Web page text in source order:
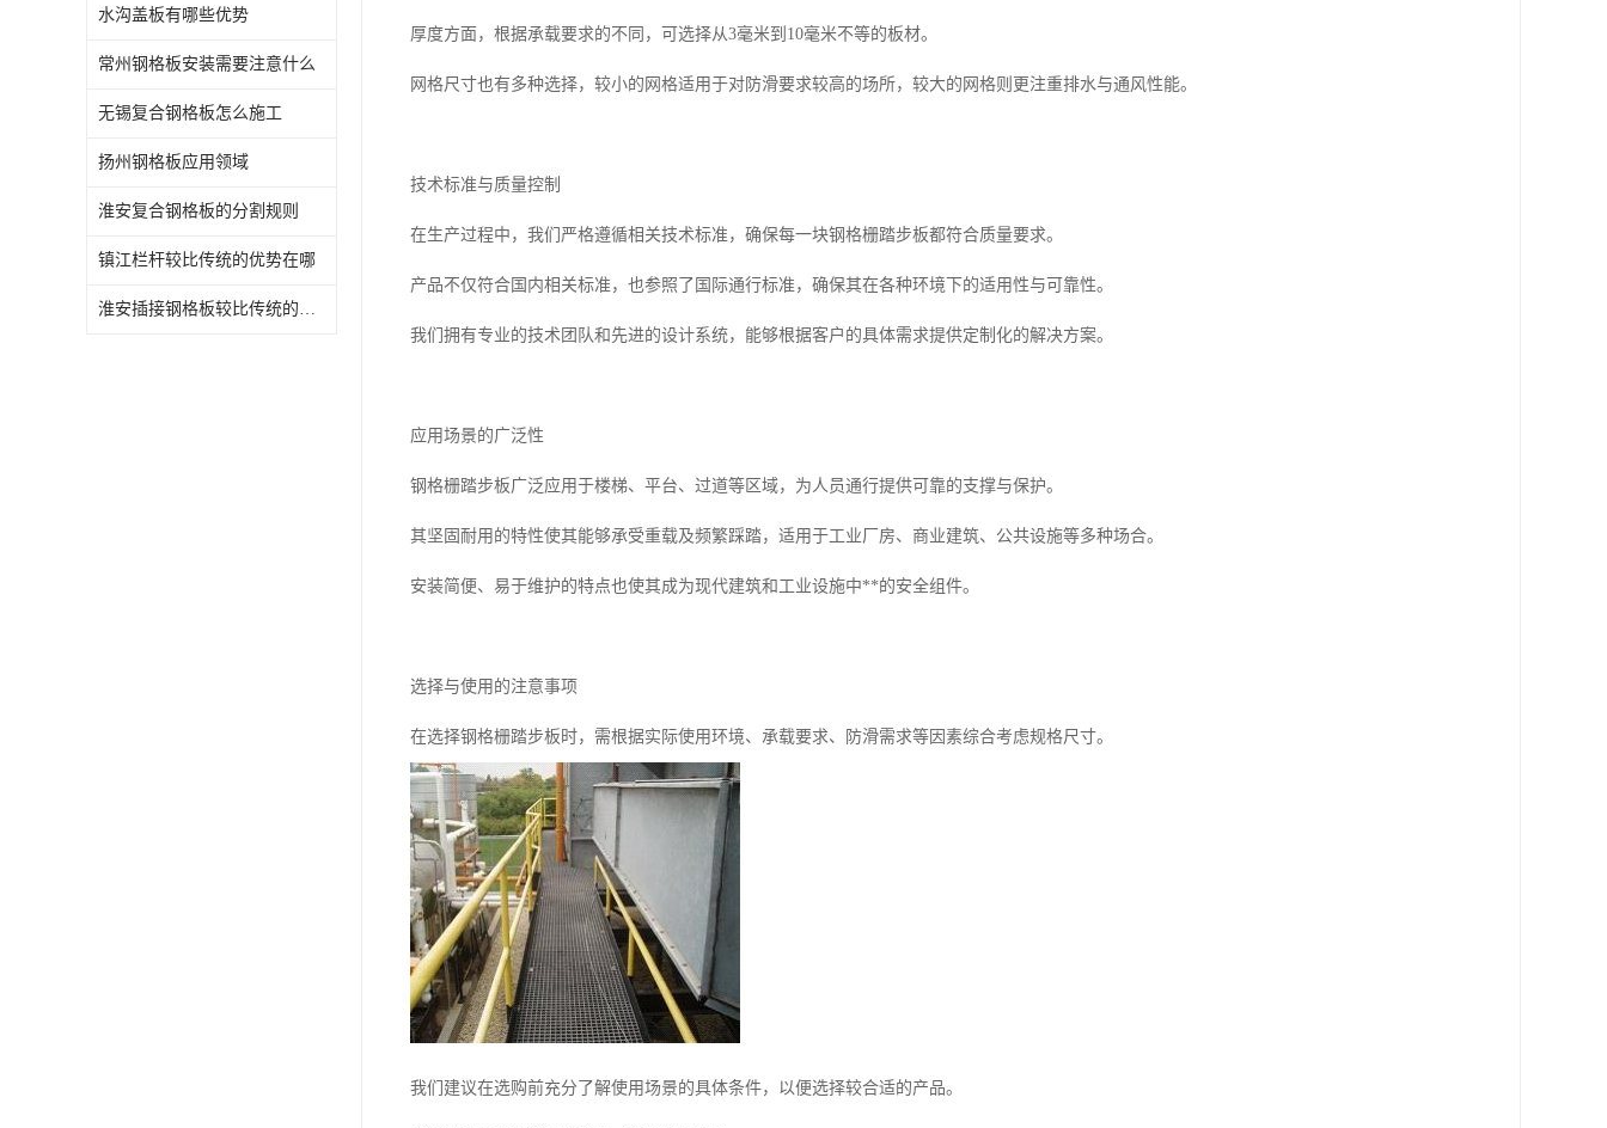
水沟盖板有哪些优势
常州钢格板安装需要注意什么
无锡复合钢格板怎么施工
扬州钢格板应用领域
淮安复合钢格板的分割规则
镇江栏杆较比传统的优势在哪
淮安插接钢格板较比传统的优势在哪
厚度方面，根据承载要求的不同，可选择从3毫米到10毫米不等的板材。
网格尺寸也有多种选择，较小的网格适用于对防滑要求较高的场所，较大的网格则更注重排水与通风性能。
技术标准与质量控制
在生产过程中，我们严格遵循相关技术标准，确保每一块钢格栅踏步板都符合质量要求。
产品不仅符合国内相关标准，也参照了国际通行标准，确保其在各种环境下的适用性与可靠性。
我们拥有专业的技术团队和先进的设计系统，能够根据客户的具体需求提供定制化的解决方案。
应用场景的广泛性
钢格栅踏步板广泛应用于楼梯、平台、过道等区域，为人员通行提供可靠的支撑与保护。
其坚固耐用的特性使其能够承受重载及频繁踩踏，适用于工业厂房、商业建筑、公共设施等多种场合。
安装简便、易于维护的特点也使其成为现代建筑和工业设施中**的安全组件。
选择与使用的注意事项
在选择钢格栅踏步板时，需根据实际使用环境、承载要求、防滑需求等因素综合考虑规格尺寸。
我们建议在选购前充分了解使用场景的具体条件，以便选择较合适的产品。